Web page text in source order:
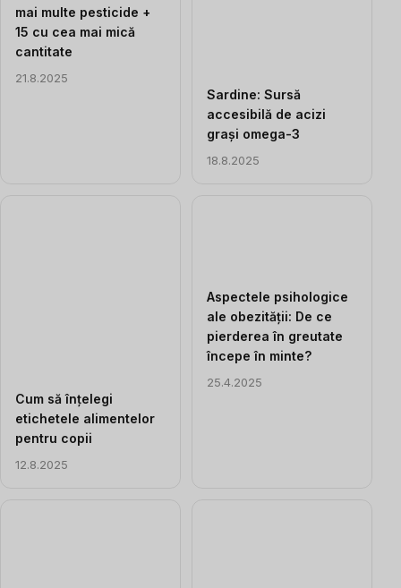
mai multe pesticide +
15 cu cea mai mică
cantitate
21.8.2025
Sardine: Sursă
accesibilă de acizi
grași omega-3
18.8.2025
Cum să înțelegi
etichetele alimentelor
pentru copii
12.8.2025
Aspectele psihologice
ale obezității: De ce
pierderea în greutate
începe în minte?
25.4.2025